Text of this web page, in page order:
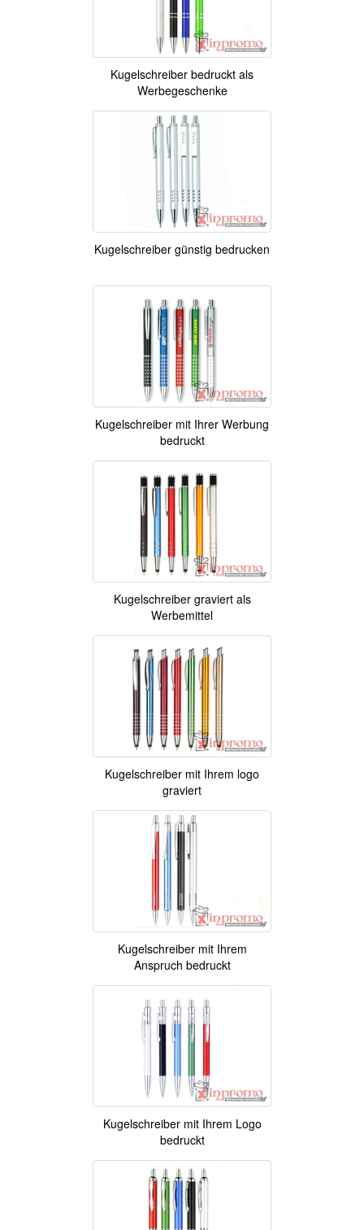
Kugelschreiber bedruckt als
Werbegeschenke
Kugelschreiber günstig bedrucken
Kugelschreiber mit Ihrer Werbung
bedruckt
Kugelschreiber graviert als
Werbemittel
Kugelschreiber mit Ihrem logo
graviert
Kugelschreiber mit Ihrem
Anspruch bedruckt
Kugelschreiber mit Ihrem Logo
bedruckt